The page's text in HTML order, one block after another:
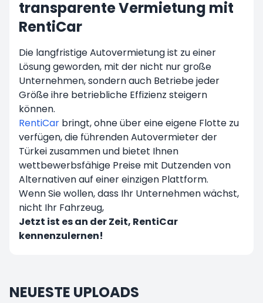
transparente Vermietung mit
RentiCar
Die langfristige Autovermietung ist zu einer
Lösung geworden, mit der nicht nur große
Unternehmen, sondern auch Betriebe jeder
Größe ihre betriebliche Effizienz steigern
können.
RentiCar bringt, ohne über eine eigene Flotte zu
verfügen, die führenden Autovermieter der
Türkei zusammen und bietet Ihnen
wettbewerbsfähige Preise mit Dutzenden von
Alternativen auf einer einzigen Plattform.
Wenn Sie wollen, dass Ihr Unternehmen wächst,
nicht Ihr Fahrzeug,
Jetzt ist es an der Zeit, RentiCar
kennenzulernen!
NEUESTE UPLOADS